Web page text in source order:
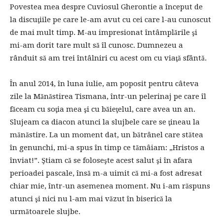
Povestea mea despre Cuviosul Gherontie a început de
la discuţiile pe care le-am avut cu cei care l-au cunoscut
de mai mult timp. M-au impresionat întâmplările şi
mi-am dorit tare mult să îl cunosc. Dumnezeu a
rânduit să am trei întâlniri cu acest om cu viaţă sfântă.
În anul 2014, în luna iulie, am poposit pentru câteva
zile la Mănăstirea Tismana, într-un pelerinaj pe care îl
făceam cu soţia mea şi cu băieţelul, care avea un an.
Slujeam ca diacon atunci la slujbele care se ţineau la
mănăstire. La un moment dat, un bătrânel care stătea
în genunchi, mi-a spus în timp ce tămâiam: „Hristos a
înviat!”. Ştiam că se foloseşte acest salut şi în afara
perioadei pascale, însă m-a uimit că mi-a fost adresat
chiar mie, într-un asemenea moment. Nu i-am răspuns
atunci şi nici nu l-am mai văzut în biserică la
următoarele slujbe.